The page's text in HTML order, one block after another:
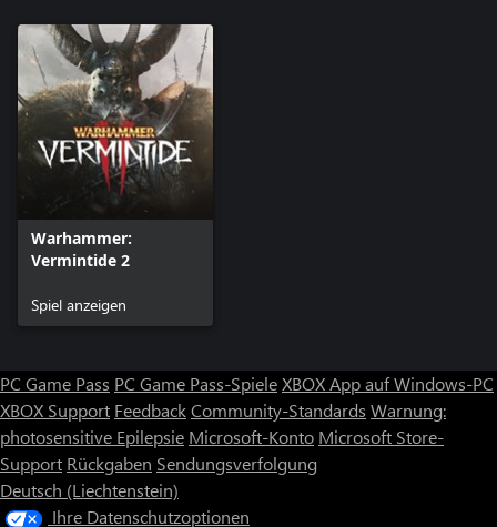
Warhammer:
Vermintide 2
Spiel anzeigen
PC Game Pass PC Game Pass-SpieleXBOX App auf Windows-PC
XBOX Support FeedbackCommunity-Standards Warnung:
photosensitive Epilepsie Microsoft-Konto Microsoft Store-
Support Rückgaben Sendungsverfolgung
Deutsch (Liechtenstein)
Ihre Datenschutzoptionen